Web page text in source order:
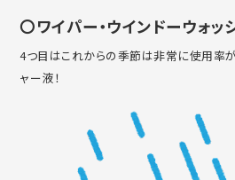
〇ワイパー・ウインドーウォッ
4つ目はこれからの季節は非常に使用率
ャー液！